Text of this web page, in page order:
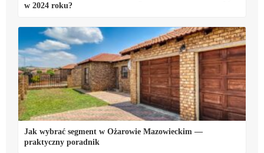
w 2024 roku?
Jak wybrać segment w Ożarowie Mazowieckim —
praktyczny poradnik